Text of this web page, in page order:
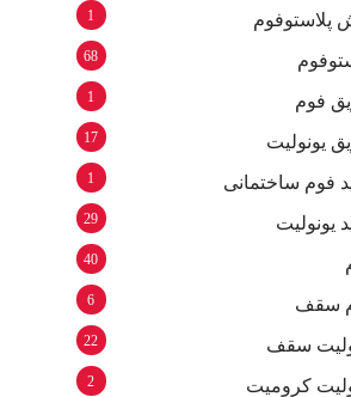
پلاستوفوم 1
68
فوم 1
یونولیت 17
فوم ساختمانی 1
یونولیت 29
40
سقف 6
سقف 22
کرومیت 2